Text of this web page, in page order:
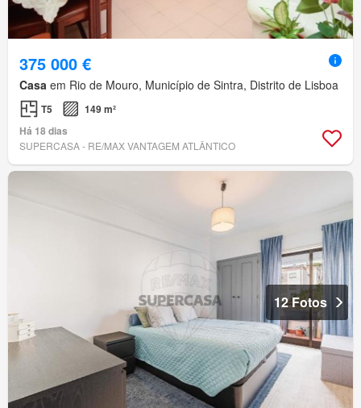
375 000 €
Casa em Rio de Mouro, Município de Sintra, Distrito de Lisboa
T5
149 m²
Há 18 dias
SUPERCASA - RE/MAX VANTAGEM ATLÂNTICO
12 Fotos